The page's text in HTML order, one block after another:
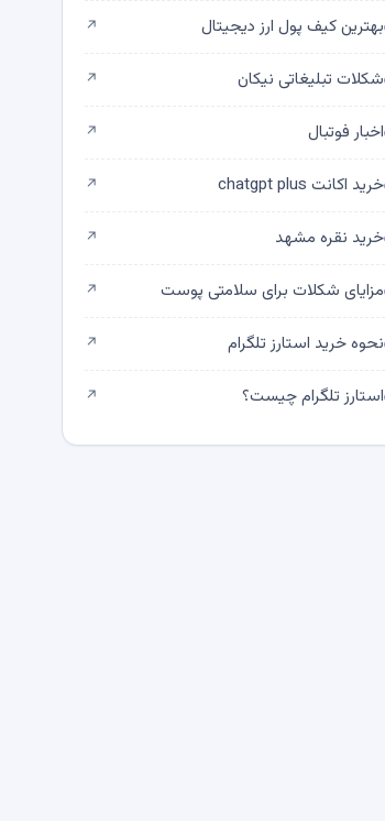
بهترین کیف پول ارز دیجیتال ↗
شکلات تبلیغاتی نیکان ↗
اخبار فوتبال ↗
خرید اکانت chatgpt plus ↗
خرید نقره مشهد ↗
مزایای شکلات برای سلامتی پوست ↗
نحوه خرید استارز تلگرام ↗
استارز تلگرام چیست؟ ↗